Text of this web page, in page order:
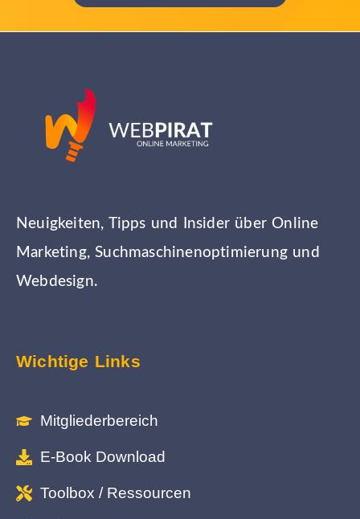
Neuigkeiten, Tipps und Insider über Online
Marketing, Suchmaschinenoptimierung und
Webdesign.
Wichtige Links
Mitgliederbereich
E-Book Download
Toolbox / Ressourcen